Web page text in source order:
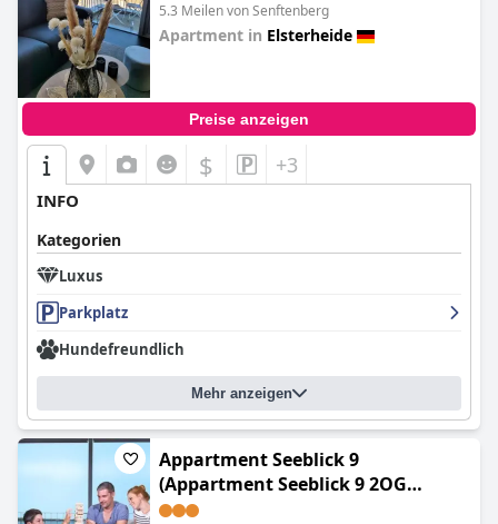
5.3 Meilen von Senftenberg
Apartment in Elsterheide
Preise anzeigen
$ +3
INFO
Kategorien
Luxus
Parkplatz
Hundefreundlich
Mehr anzeigen
Appartment Seeblick 9
(Appartment Seeblick 9 2OG
Grundbelegung 4 Pers)